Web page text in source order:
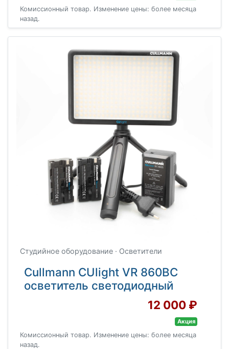
Комиссионный товар. Изменение цены: более месяца
назад.
Студийное оборудование · Осветители
Cullmann CUlight VR 860BC
осветитель светодиодный
12 000 ₽
Акция
Комиссионный товар. Изменение цены: более месяца
назад.